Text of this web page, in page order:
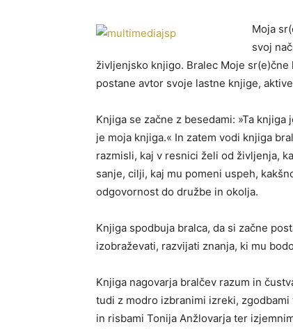
Moja
svoj
življenjsko knjigo. Bralec Moje
postane avtor svoje lastne knjige,
Knjiga se začne z besedami: »Ta
je moja knjiga.« In zatem vodi knjiga
razmisli, kaj v resnici želi od življenja,
sanje, cilji, kaj mu pomeni uspeh,
odgovornost do družbe in okolja.
Knjiga spodbuja bralca, da si začne
izobraževati, razvijati znanja, ki mu
Knjiga nagovarja bralčev razum in
tudi z modro izbranimi izreki,
in risbami Tonija Anžlovarja ter